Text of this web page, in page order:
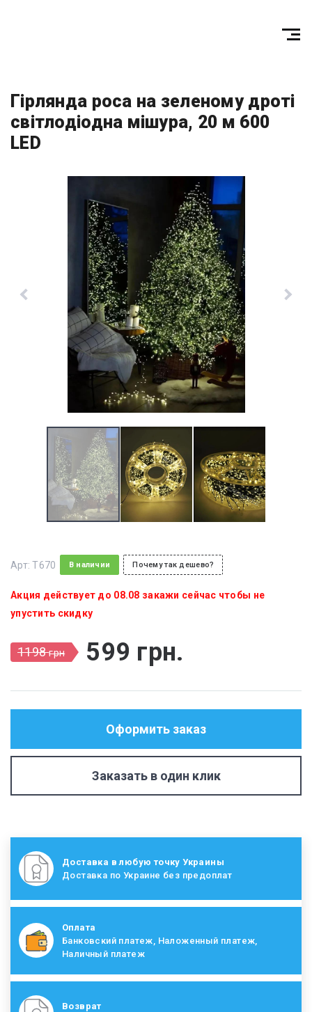
Гірлянда роса на зеленому дроті
світлодіодна мішура, 20 м 600
LED
Арт:T670 В наличии Почему так дешево?
Акция действует до 08.08 закажи сейчас чтобы не
упустить скидку
1198грн 599 грн.
Оформить заказ
Заказать в один клик
Доставка в любую точку Украины
Доставка по Украине без предоплат
Оплата
Банковский платеж, Наложенный платеж,
Наличный платеж
Возврат